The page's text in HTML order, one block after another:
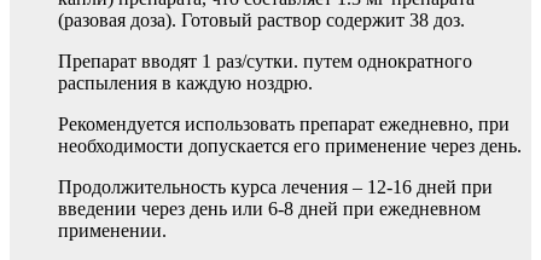
(разовая доза). Готовый раствор содержит 38 доз.
Препарат вводят 1 раз/сутки. путем однократного
распыления в каждую ноздрю.
Рекомендуется использовать препарат ежедневно, при
необходимости допускается его применение через день.
Продолжительность курса лечения – 12-16 дней при
введении через день или 6-8 дней при ежедневном
применении.